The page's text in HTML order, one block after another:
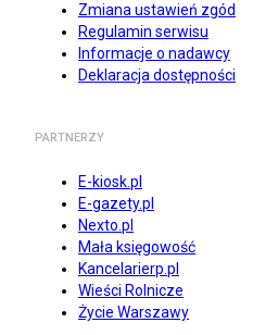
Zmiana ustawień zgód
Regulamin serwisu
Informacje o nadawcy
Deklaracja dostępności
PARTNERZY
E-kiosk.pl
E-gazety.pl
Nexto.pl
Mała księgowość
Kancelarierp.pl
Wieści Rolnicze
Życie Warszawy